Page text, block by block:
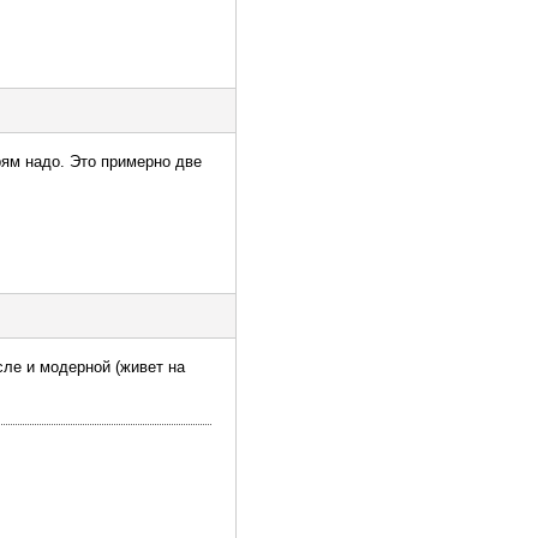
надо. Это примерно две
и модерной (живет на